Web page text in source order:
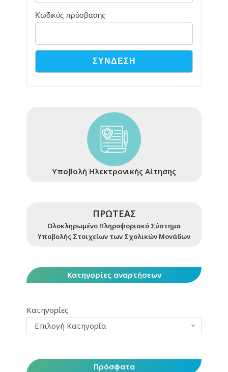
Κωδικός πρόσβασης
Υποβολή Ηλεκτρονικής Αίτησης
ΠΡΩΤΕΑΣ
Ολοκληρωμένο Πληροφοριακό Σύστημα
Υποβολής Στοιχείων των Σχολικών Μονάδων
Κατηγορίες αναρτήσεων
Κατηγορίες
Επιλογή Κατηγορία
Πρόσφατα